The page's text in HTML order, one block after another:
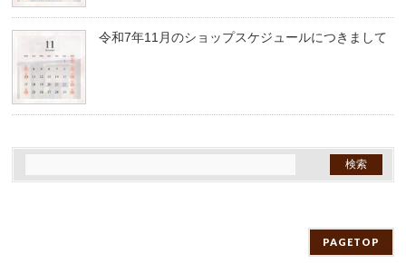
令和7年11月のショップスケジュールにつきまして
PAGETOP